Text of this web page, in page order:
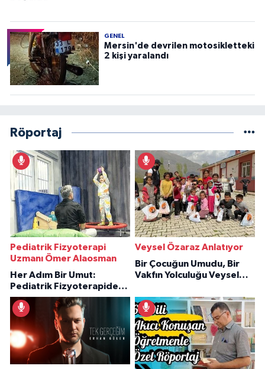
GENEL
Mersin'de devrilen motosikletteki
2 kişi yaralandı
Röportaj
Pediatrik Fizyoterapi
Uzmanı Ömer Alaosman
Her Adım Bir Umut:
Pediatrik Fizyoterapiden
İlham Veren Hikâyeler
Veysel Özaraz Anlatıyor
Bir Çocuğun Umudu, Bir
Vakfın Yolculuğu Veysel